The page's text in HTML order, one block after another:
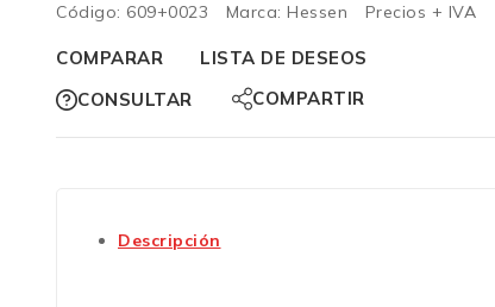
Código: 609+0023 Marca: Hessen Precios + IVA
COMPARAR
LISTA DE DESEOS
CONSULTAR
COMPARTIR
Descripción